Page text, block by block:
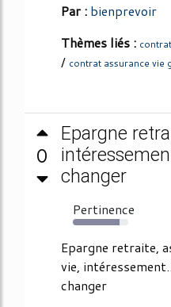
Par : bienprevoir
Thèmes liés :
/ contrat assurance vie
0
Epargne
changer
Pertinence
84%
Epargne retraite,
vie,
changer